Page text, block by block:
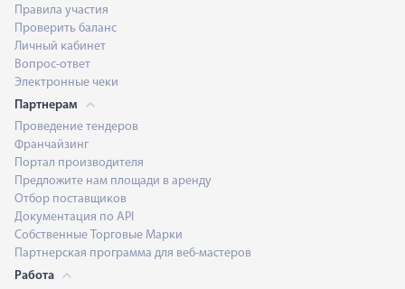
Правила участия
Проверить баланс
Личный кабинет
Вопрос-ответ
Электронные чеки
Партнерам
Проведение тендеров
Франчайзинг
Портал производителя
Предложите нам площади в аренду
Отбор поставщиков
Документация по API
Собственные Торговые Марки
Партнерская программа для веб-мастеров
Работа